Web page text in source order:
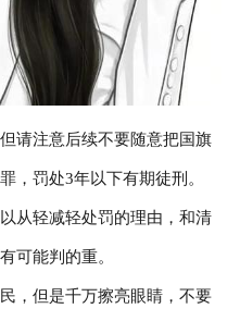
注意后续不要随意把国旗
，罚处3年以下有期徒刑。
轻减轻处罚的理由，和清
可能判的重。
但是千万擦亮眼睛，不要